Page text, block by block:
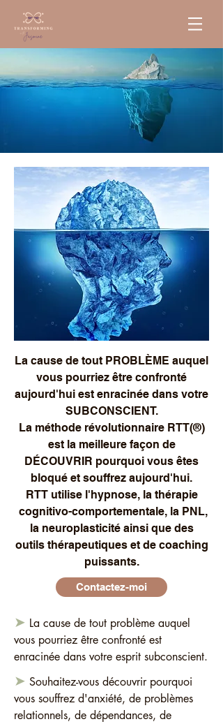
La cause de tout PROBLÈME auquel
vous pourriez être confronté
aujourd'hui est enracinée dans votre
SUBCONSCIENT.
La méthode révolutionnaire RTT(®️)
est la meilleure façon de
DÉCOUVRIR pourquoi vous êtes
bloqué et souffrez aujourd'hui.
RTT utilise l'hypnose, la thérapie
cognitivo-comportementale, la PNL,
la neuroplasticité ainsi que des
outils thérapeutiques et de coaching
puissants.
Contactez-moi
➤ La cause de tout problème auquel
vous pourriez être confronté est
enracinée dans votre esprit subconscient.
➤ Souhaitez-vous découvrir pourquoi
vous souffrez d'anxiété, de problèmes
relationnels, de dépendances, de